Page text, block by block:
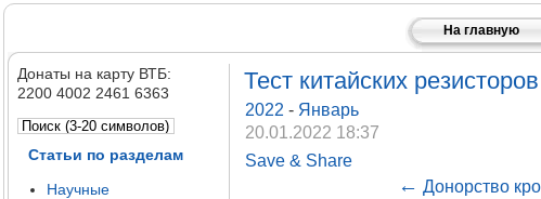
На главную
Донаты на карту ВТБ:
2200 4002 2461 6363
Статьи по разделам
Научные
Тест китайских
2022 - Январь
20.01.2022 18:37
Save & Share
← Донорство